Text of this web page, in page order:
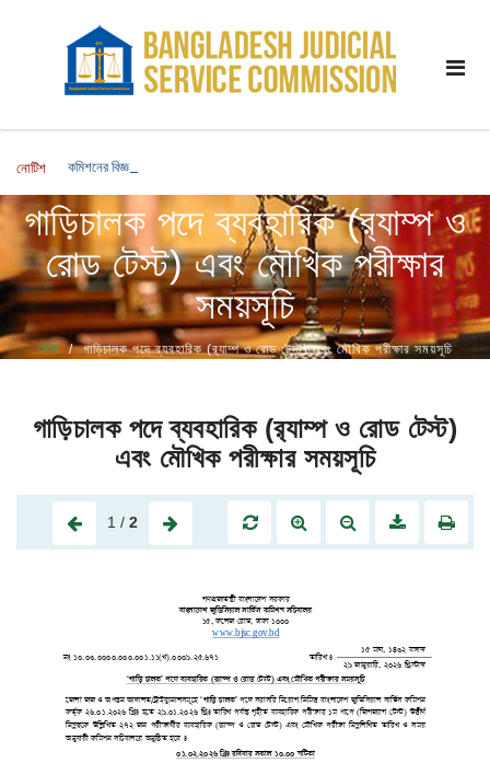
নোটিশ কমিশনের বিজ্ঞপ্তিমূলে জারিকারক পদে লিখিত পরীক্ষার ফলাফল এবং মৌখিক পরীক্ষার সময়সূচি
গাড়িচালক পদে ব্যবহারিক (র‌্যাম্প ও
রোড টেস্ট) এবং মৌখিক পরীক্ষার
সময়সূচি
হোম গাড়িচালক পদে ব্যবহারিক (র‌্যাম্প ও রোড টেস্ট) এবং মৌখিক পরীক্ষার সময়সূচি
গাড়িচালক পদে ব্যবহারিক (র‌্যাম্প ও রোড টেস্ট)
এবং মৌখিক পরীক্ষার সময়সূচি
1 / 2